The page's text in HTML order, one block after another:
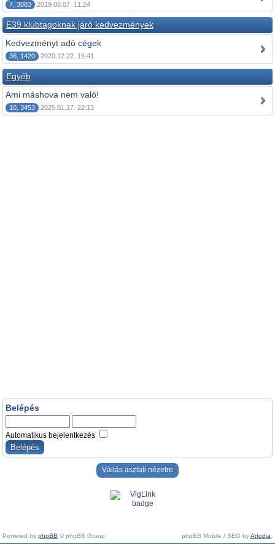
7, 3083 2019.08.07. 11:24
E39 klubtagoknak járó kedvezmények
Kedvezményt adó cégek
36, 1420 2020.12.22. 16:41
Egyéb
Ami máshova nem való!
10, 3453 2025.01.17. 22:13
Belépés
Automatikus bejelentkezés
Váltás asztali nézetre
Powered by phpBB © phpBB Group. phpBB Mobile / SEO byArtodia.